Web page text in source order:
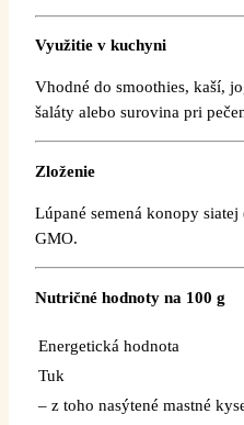
Využitie v kuchyni
Vhodné do smoothies, kaší,
šaláty alebo surovina pri
Zloženie
Lúpané semená konopy
GMO.
Nutričné hodnoty na 100 g
Energetická hodnota
Tuk
– z toho nasýtené mastné